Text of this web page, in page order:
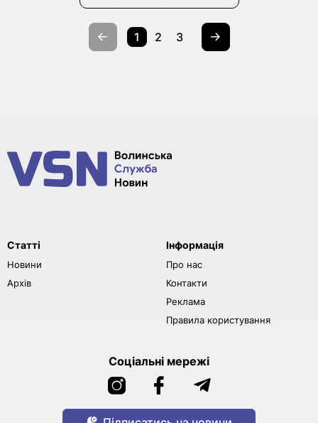
1 2 3
Статті
Новини
Архів
Інформація
Про нас
Контакти
Реклама
Правила користування
Соціальні мережі